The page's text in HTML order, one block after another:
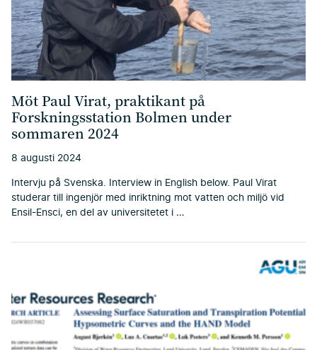
Möt Paul Virat, praktikant på
Forskningsstation Bolmen under
sommaren 2024
8 augusti 2024
Intervju på Svenska. Interview in English below. Paul Virat
studerar till ingenjör med inriktning mot vatten och miljö vid
Ensil-Ensci, en del av universitetet i …